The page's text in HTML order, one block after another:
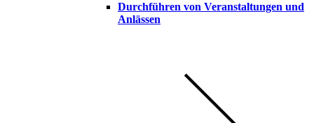
Durchführen von Veranstaltungen und
Anlässen